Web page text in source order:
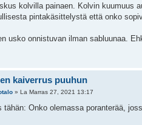
kolvilla painaen. Kolvin kuumuus
pintakäsittelystä että onko
usko onnistuvan ilman sabluunaa.
kaiverrus puuhun
» La Marras 27, 2021 13:17
Onko olemassa poranterää,